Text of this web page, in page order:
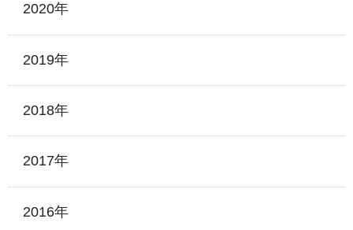
2020年
2019年
2018年
2017年
2016年